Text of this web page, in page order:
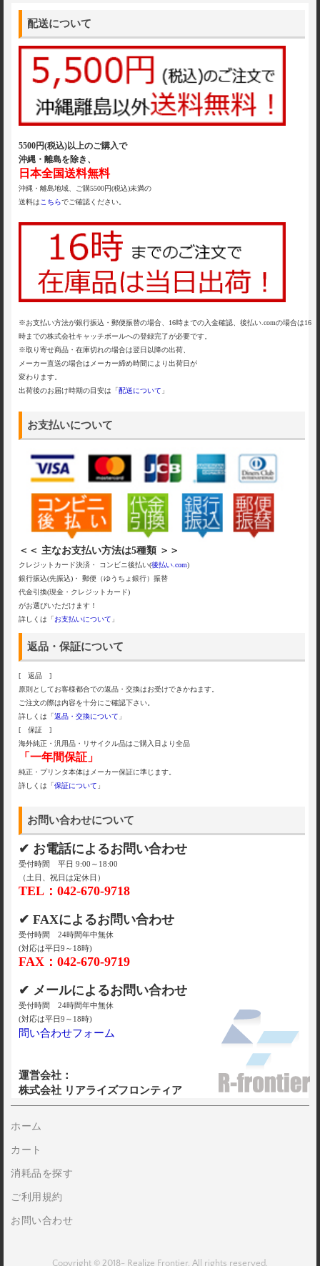
配送について
5500円(税込)以上のご購入で
沖縄・離島を除き、
日本全国送料無料
沖縄・離島地域、ご購5500円(税込)未満の
送料は こちらでご確認ください。
※お支払い方法が銀行振込・郵便振替の場合、16時までの入金確認、後払い.comの場合は16
時までの株式会社キャッチボールへの登録完了が必要です。
※取り寄せ商品・在庫切れの場合は翌日以降の出荷、
メーカー直送の場合はメーカー締め時間により出荷日が
変わります。
出荷後のお届け時期の目安は「 配送について 」
お支払いについて
＜＜ 主なお支払い方法は5種類 ＞＞
クレジットカード決済・ コンビニ後払い(後払い.com)
銀行振込(先振込)・ 郵便（ゆうちょ銀行）振替
代金引換(現金・クレジットカード)
がお選びいただけます！
詳しくは「お支払いについて 」
返品・保証について
[ 返品 ]
原則としてお客様都合での返品・交換はお受けできかねます。
ご注文の際は内容を十分にご確認下さい。
詳しくは「返品・交換について 」
[ 保証 ]
海外純正・汎用品・リサイクル品はご購入日より全品
「一年間保証」
純正・プリンタ本体はメーカー保証に準じます。
詳しくは「保証について 」
お問い合わせについて
✔ お電話によるお問い合わせ
受付時間 平日 9:00～18:00
（土日、祝日は定休日）
TEL：042-670-9718
✔ FAXによるお問い合わせ
受付時間 24時間年中無休
(対応は平日9～18時)
FAX：042-670-9719
✔ メールによるお問い合わせ
受付時間 24時間年中無休
(対応は平日9～18時)
問い合わせフォーム
運営会社：
株式会社 リアライズフロンティア
ホーム
カート
消耗品を探す
ご利用規約
お問い合わせ
Copyright © 2018- Realize Frontier. All rights reserved.